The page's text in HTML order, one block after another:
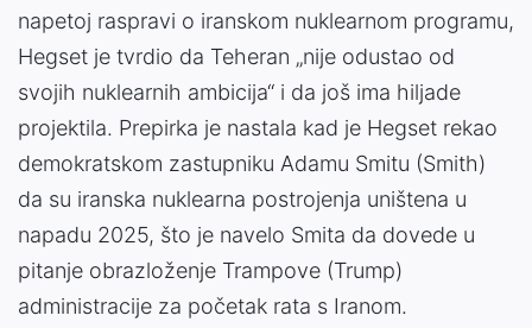
napetoj raspravi o iranskom nuklearnom programu,
Hegset je tvrdio da Teheran „nije odustao od
svojih nuklearnih ambicija“ i da još ima hiljade
projektila. Prepirka je nastala kad je Hegset rekao
demokratskom zastupniku Adamu Smitu (Smith)
da su iranska nuklearna postrojenja uništena u
napadu 2025, što je navelo Smita da dovede u
pitanje obrazloženje Trampove (Trump)
administracije za početak rata s Iranom.